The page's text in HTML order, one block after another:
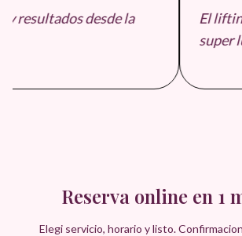
resultados desde la
El
super
Reserva online en 1
Elegi servicio, horario y listo.